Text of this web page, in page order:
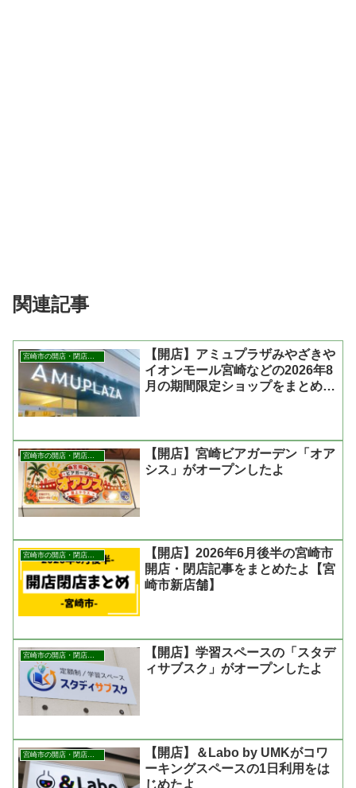
関連記事
【開店】アミュプラザみやざきや
イオンモール宮崎などの2026年8
月の期間限定ショップをまとめた
宮崎市の開店・閉店まとめ
【開店】宮崎ビアガーデン「オア
シス」がオープンしたよ
宮崎市の開店・閉店まとめ
【開店】2026年6月後半の宮崎市
開店・閉店記事をまとめたよ【宮
崎市新店舗】
【開店】学習スペースの「スタデ
ィサブスク」がオープンしたよ
【開店】＆Labo by UMKがコワ
ーキングスペースの1日利用をは
じめたよ